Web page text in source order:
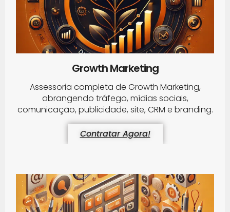
Growth Marketing
Assessoria completa de Growth Marketing,
abrangendo tráfego, mídias sociais,
comunicação, publicidade, site, CRM e branding.
Contratar Agora!